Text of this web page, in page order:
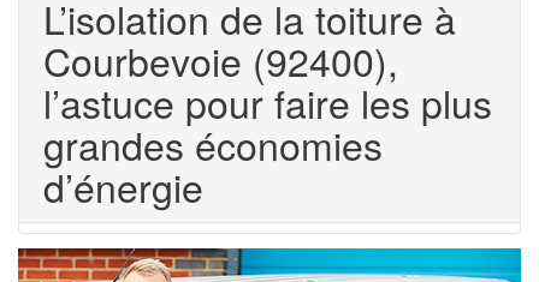
L’isolation de la toiture à
Courbevoie (92400),
l’astuce pour faire les plus
grandes économies
d’énergie